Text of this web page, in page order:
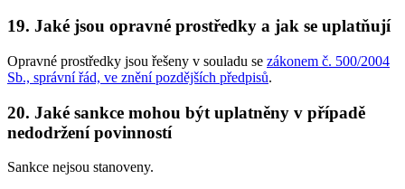
19. Jaké jsou opravné prostředky a jak se uplatňují
Opravné prostředky jsou řešeny v souladu se zákonem č. 500/2004
Sb., správní řád, ve znění pozdějších předpisů.
20. Jaké sankce mohou být uplatněny v případě
nedodržení povinností
Sankce nejsou stanoveny.